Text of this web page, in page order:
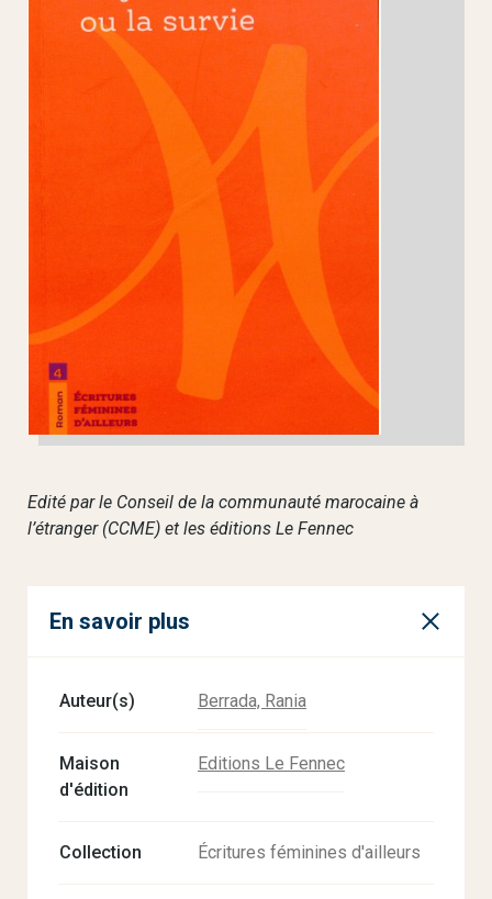
Edité par le Conseil de la communauté marocaine à
l’étranger (CCME) et les éditions Le Fennec
En savoir plus
Auteur(s) Berrada, Rania
Maison
d'édition
Editions Le Fennec
Collection Écritures féminines d'ailleurs